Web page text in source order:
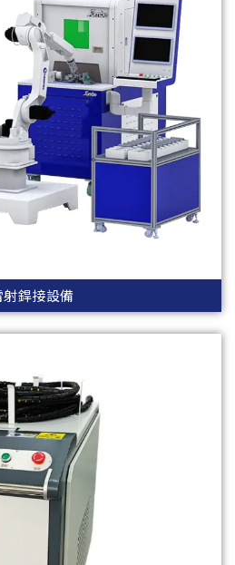
射銲接設備